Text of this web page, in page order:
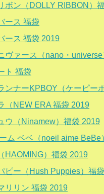
ボン（DOLLY RIBBON）
ース 福袋
ース 福袋 2019
ヴァース（nano・universe
ト 福袋
ンナーKPBOY（ケーピー
（NEW ERA 福袋 2019
ウ（Ninamew）福袋 2019
ム ベベ（noeil aime BeBe
HAOMING）福袋 2019
ピー（Hush Puppies）福
リリン 福袋 2019